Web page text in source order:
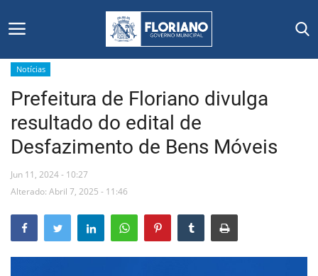
Início
Editais
Floriano
Mural de Licitações
Notícias
Prefeitura de Floriano divulga
resultado do edital de
Desfazimento de Bens Móveis
Jun 11, 2024 - 10:27
Alterado: Abril 7, 2025 - 11:46